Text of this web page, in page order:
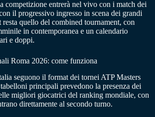
competizione entrerà nel vivo con i match dei
il progressivo ingresso in scena dei grandi
quello del combined tournament, con
in contemporanea e un calendario
e doppi.
Roma 2026: come funziona
seguono il format dei tornei ATP Masters
principali prevedono la presenza dei
migliori giocatrici del ranking mondiale, con
direttamente al secondo turno.